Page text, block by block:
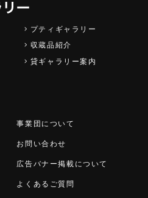
プティギャラリー
収蔵品紹介
貸ギャラリー案内
事業団について
お問い合わせ
広告バナー掲載について
よくあるご質問